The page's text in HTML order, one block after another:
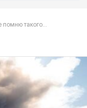
помню такого...